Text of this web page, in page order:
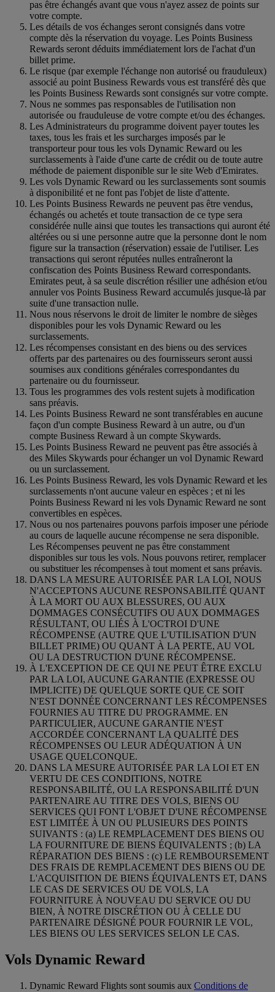
pas être échangés avant que vous n'ayez assez de points sur
votre compte.
Les détails de vos échanges seront consignés dans votre
compte dès la réservation du voyage. Les Points Business
Rewards seront déduits immédiatement lors de l'achat d'un
billet prime.
Le risque (par exemple l'échange non autorisé ou frauduleux)
associé au point Business Rewards vous est transféré dès que
les Points Business Rewards sont consignés sur votre compte.
Nous ne sommes pas responsables de l'utilisation non
autorisée ou frauduleuse de votre compte et/ou des échanges.
Les Administrateurs du programme doivent payer toutes les
taxes, tous les frais et les surcharges imposés par le
transporteur pour tous les vols Dynamic Reward ou les
surclassements à l'aide d'une carte de crédit ou de toute autre
méthode de paiement disponible sur le site Web d'Emirates.
Les vols Dynamic Reward ou les surclassements sont soumis
à disponibilité et ne font pas l'objet de liste d'attente.
Les Points Business Rewards ne peuvent pas être vendus,
échangés ou achetés et toute transaction de ce type sera
considérée nulle ainsi que toutes les transactions qui auront été
altérées ou si une personne autre que la personne dont le nom
figure sur la transaction (réservation) essaie de l'utiliser. Les
transactions qui seront réputées nulles entraîneront la
confiscation des Points Business Reward correspondants.
Emirates peut, à sa seule discrétion résilier une adhésion et/ou
annuler vos Points Business Reward accumulés jusque-là par
suite d'une transaction nulle.
Nous nous réservons le droit de limiter le nombre de sièges
disponibles pour les vols Dynamic Reward ou les
surclassements.
Les récompenses consistant en des biens ou des services
offerts par des partenaires ou des fournisseurs seront aussi
soumises aux conditions générales correspondantes du
partenaire ou du fournisseur.
Tous les programmes des vols restent sujets à modification
sans préavis.
Les Points Business Reward ne sont transférables en aucune
façon d'un compte Business Reward à un autre, ou d'un
compte Business Reward à un compte Skywards.
Les Points Business Reward ne peuvent pas être associés à
des Miles Skywards pour échanger un vol Dynamic Reward
ou un surclassement.
Les Points Business Reward, les vols Dynamic Reward et les
surclassements n'ont aucune valeur en espèces ; et ni les
Points Business Reward ni les vols Dynamic Reward ne sont
convertibles en espèces.
Nous ou nos partenaires pouvons parfois imposer une période
au cours de laquelle aucune récompense ne sera disponible.
Les Récompenses peuvent ne pas être constamment
disponibles sur tous les vols. Nous pouvons retirer, remplacer
ou substituer les récompenses à tout moment et sans préavis.
DANS LA MESURE AUTORISÉE PAR LA LOI, NOUS
N'ACCEPTONS AUCUNE RESPONSABILITÉ QUANT
À LA MORT OU AUX BLESSURES, OU AUX
DOMMAGES CONSÉCUTIFS OU AUX DOMMAGES
RÉSULTANT, OU LIÉS À L'OCTROI D'UNE
RÉCOMPENSE (AUTRE QUE L'UTILISATION D'UN
BILLET PRIME) OU QUANT À LA PERTE, AU VOL
OU LA DESTRUCTION D'UNE RÉCOMPENSE.
À L'EXCEPTION DE CE QUI NE PEUT ÊTRE EXCLU
PAR LA LOI, AUCUNE GARANTIE (EXPRESSE OU
IMPLICITE) DE QUELQUE SORTE QUE CE SOIT
N'EST DONNÉE CONCERNANT LES RÉCOMPENSES
FOURNIES AU TITRE DU PROGRAMME. EN
PARTICULIER, AUCUNE GARANTIE N'EST
ACCORDÉE CONCERNANT LA QUALITÉ DES
RÉCOMPENSES OU LEUR ADÉQUATION À UN
USAGE QUELCONQUE.
DANS LA MESURE AUTORISÉE PAR LA LOI ET EN
VERTU DE CES CONDITIONS, NOTRE
RESPONSABILITÉ, OU LA RESPONSABILITÉ D'UN
PARTENAIRE AU TITRE DES VOLS, BIENS OU
SERVICES QUI FONT L'OBJET D'UNE RÉCOMPENSE
EST LIMITÉE À UN OU PLUSIEURS DES POINTS
SUIVANTS : (a) LE REMPLACEMENT DES BIENS OU
LA FOURNITURE DE BIENS ÉQUIVALENTS ; (b) LA
RÉPARATION DES BIENS : (c) LE REMBOURSEMENT
DES FRAIS DE REMPLACEMENT DES BIENS OU DE
L'ACQUISITION DE BIENS ÉQUIVALENTS ET, DANS
LE CAS DE SERVICES OU DE VOLS, LA
FOURNITURE À NOUVEAU DU SERVICE OU DU
BIEN, À NOTRE DISCRÉTION OU À CELLE DU
PARTENAIRE DÉSIGNÉ POUR FOURNIR LE VOL,
LES BIENS OU LES SERVICES SELON LE CAS.
Vols Dynamic Reward
Dynamic Reward Flights sont soumis aux Conditions de